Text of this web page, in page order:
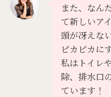
また、なん
て新しいア
頭が冴えな
ピカピカに
私はトイレ
除、排水口
ています！